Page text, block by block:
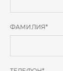
ФАМИЛИЯ*